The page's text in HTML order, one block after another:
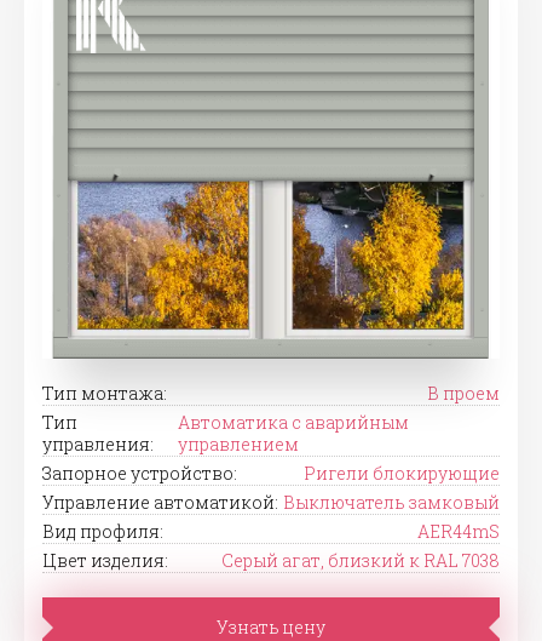
Тип монтажа:
В проем
Тип
управления:
Автоматика с аварийным
управлением
Запорное устройство:
Ригели блокирующие
Управление автоматикой: Выключатель замковый
Вид профиля:
AER44mS
Цвет изделия:
Серый агат, близкий к RAL 7038
Узнать цену